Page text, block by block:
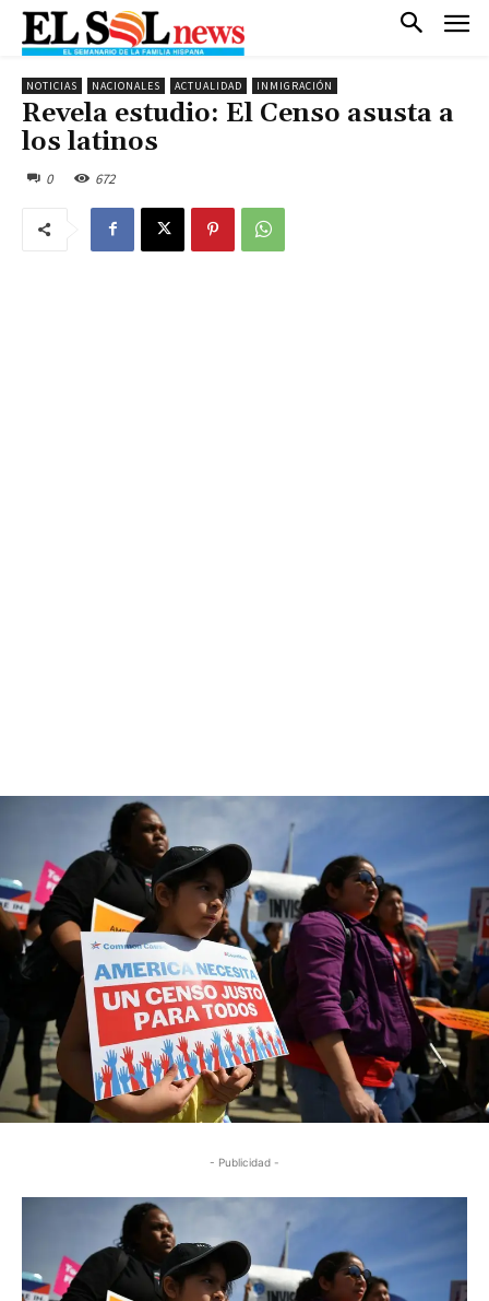
NOTICIAS NACIONALES ACTUALIDAD INMIGRACIÓN
Revela estudio: El Censo asusta a
los latinos
0 672
- Publicidad -